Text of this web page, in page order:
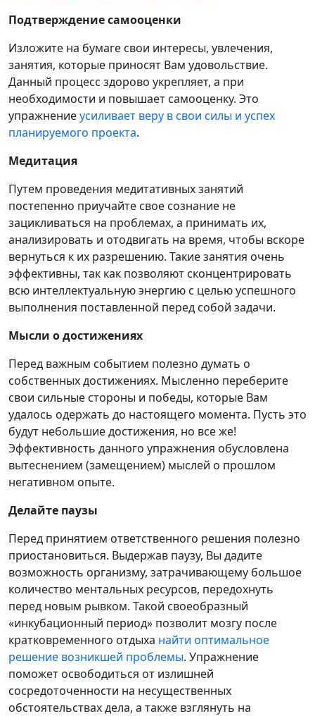
Подтверждение самооценки
Изложите на бумаге свои интересы, увлечения,
занятия, которые приносят Вам удовольствие.
Данный процесс здорово укрепляет, а при
необходимости и повышает самооценку. Это
упражнениеусиливает веру в свои силы и успех
планируемого проекта.
Медитация
Путем проведения медитативных занятий
постепенно приучайте свое сознание не
зацикливаться на проблемах, а принимать их,
анализировать и отодвигать на время, чтобы вскоре
вернуться к их разрешению. Такие занятия очень
эффективны, так как позволяют сконцентрировать
всю интеллектуальную энергию с целью успешного
выполнения поставленной перед собой задачи.
Мысли о достижениях
Перед важным событием полезно думать о
собственных достижениях. Мысленно переберите
свои сильные стороны и победы, которые Вам
удалось одержать до настоящего момента. Пусть это
будут небольшие достижения, но все же!
Эффективность данного упражнения обусловлена
вытеснением (замещением) мыслей о прошлом
негативном опыте.
Делайте паузы
Перед принятием ответственного решения полезно
приостановиться. Выдержав паузу, Вы дадите
возможность организму, затрачивающему большое
количество ментальных ресурсов, передохнуть
перед новым рывком. Такой своеобразный
«инкубационный период» позволит мозгу после
кратковременного отдыха найти оптимальное
решение возникшей проблемы. Упражнение
поможет освободиться от излишней
сосредоточенности на несущественных
обстоятельствах дела, а также взглянуть на